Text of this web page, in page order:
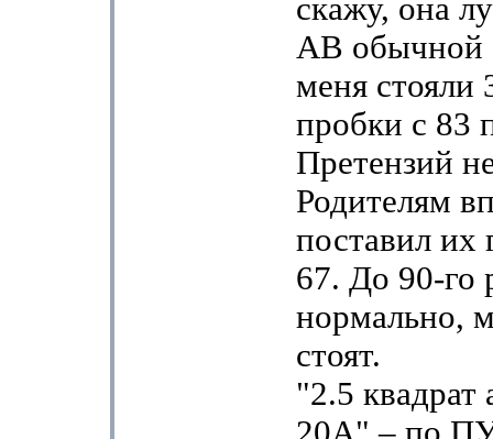
скажу, она
АВ
меня стояли
пробки с 83
Претензий
Родителям
поставил их
67. До 90-го
нормально,
стоят.
"2.5